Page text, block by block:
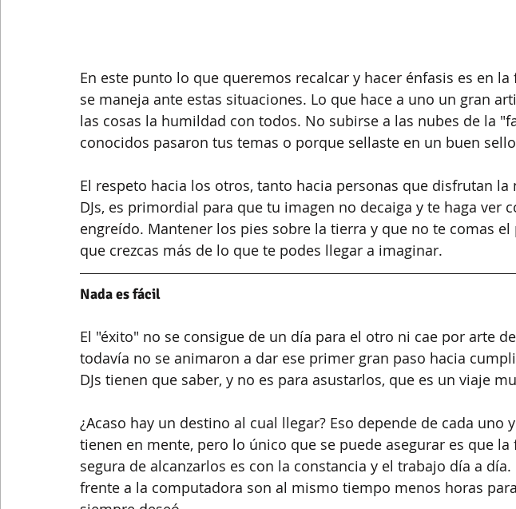
En este punto lo que queremos recalcar y hacer énfasis es en
se maneja ante estas situaciones. Lo que hace a uno un gran
las cosas la humildad con todos. No subirse a las nubes de la
conocidos pasaron tus temas o porque sellaste en un buen
El respeto hacia los otros, tanto hacia personas que disfrutan la
DJs, es primordial para que tu imagen no decaiga y te haga ver
engreído. Mantener los pies sobre la tierra y que no te comas
que crezcas más de lo que te podes llegar a imaginar.
Nada es fácil
El "éxito" no se consigue de un día para el otro ni cae por arte
todavía no se animaron a dar ese primer gran paso hacia
DJs tienen que saber, y no es para asustarlos, que es un viaje
¿Acaso hay un destino al cual llegar? Eso depende de cada uno
tienen en mente, pero lo único que se puede asegurar es que
segura de alcanzarlos es con la constancia y el trabajo día a
frente a la computadora son al mismo tiempo menos horas